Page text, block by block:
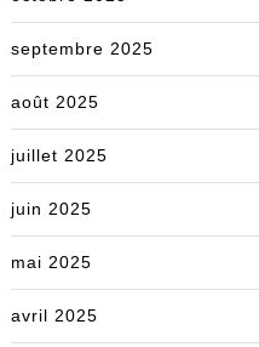
septembre 2025
août 2025
juillet 2025
juin 2025
mai 2025
avril 2025